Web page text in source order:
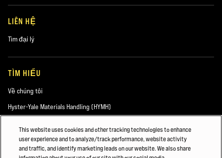
LIÊN HỆ
Tìm đại lý
TÌM HIỂU
Về chúng tôi
Hyster-Yale Materials Handling (HYMH)
VIỆC LÀM
This website uses cookies and other tracking technologies to enhance
user experience and to analyze/track performance, website activity
and traffic, and identify marketing leads on our website. We also share